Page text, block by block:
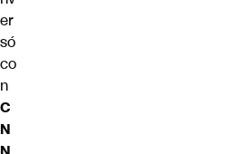
er
só
co
n
C
N